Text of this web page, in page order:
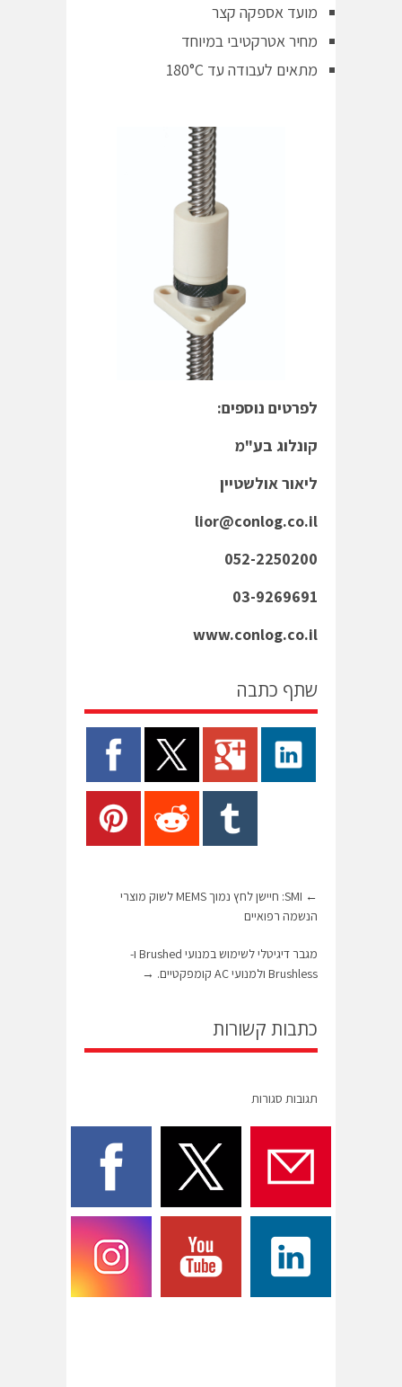
מועד אספקה קצר
מחיר אטרקטיבי במיוחד
מתאים לעבודה עד 180°C
לפרטים נוספים:
קונלוג בע"מ
ליאור אולשטיין
lior@conlog.co.il
052-2250200
03-9269691
www.conlog.co.il
שתף כתבה
←
SMI: חיישן לחץ נמוך MEMS לשוק מוצרי
הנשמה רפואיים
מגבר דיגיטלי לשימוש במנועי Brushed ו-
Brushless ולמנועי AC קומפקטיים.
→
כתבות קשורות
תגובות סגורות